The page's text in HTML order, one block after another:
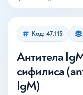
Код: 47.115
Антитела
сифилиса
IgM)